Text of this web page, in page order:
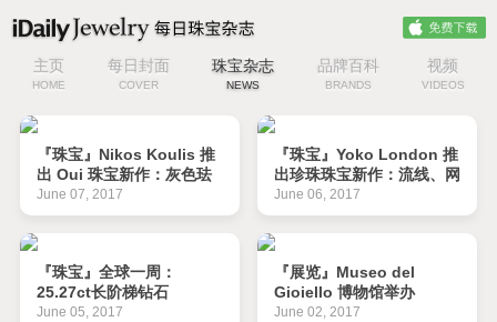
主页
HOME
每日封面
COVER
珠宝杂志
NEWS
品牌百科
BRANDS
视频
VIDEOS
『珠宝』Nikos Koulis 推
出 Oui 珠宝新作：灰色珐
琅与宝石
June 07, 2017
『珠宝』Yoko London 推
出珍珠珠宝新作：流线、网
格与双戒面
June 06, 2017
『珠宝』全球一周：
25.27ct长阶梯钻石
「Jonker V」4086万港币
June 05, 2017
『展览』Museo del
Gioiello 博物馆举办
「Dames and Knights」
June 02, 2017